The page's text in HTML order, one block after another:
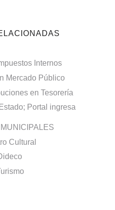
Internos
Mercado Público
en Tesorería
Portal ingresa
Cultural